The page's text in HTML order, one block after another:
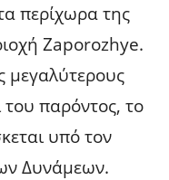
περίχωρα της
Zaporozhye.
μεγαλύτερους
του παρόντος, το
υπό τον
Δυνάμεων.